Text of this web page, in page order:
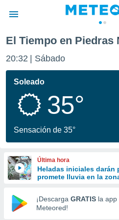
de
por
que se
calidad.
a este
las
y
forma
digital
basada
El Tiempo en Piedras
20:32 Sábado
Soleado
35°
Sensación de 35°
Última hora
Heladas iniciales darán
promete lluvia en la
¡Descarga GRATIS la app
Meteored!